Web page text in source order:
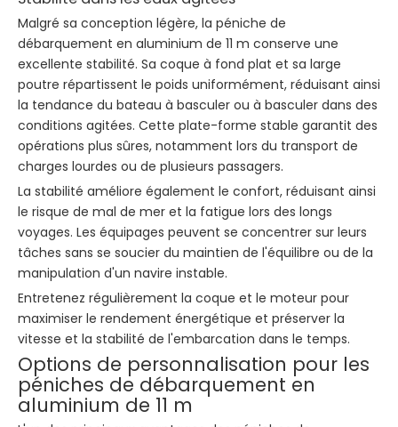
Malgré sa conception légère, la péniche de
débarquement en aluminium de 11 m conserve une
excellente stabilité. Sa coque à fond plat et sa large
poutre répartissent le poids uniformément, réduisant ainsi
la tendance du bateau à basculer ou à basculer dans des
conditions agitées. Cette plate-forme stable garantit des
opérations plus sûres, notamment lors du transport de
charges lourdes ou de plusieurs passagers.
La stabilité améliore également le confort, réduisant ainsi
le risque de mal de mer et la fatigue lors des longs
voyages. Les équipages peuvent se concentrer sur leurs
tâches sans se soucier du maintien de l'équilibre ou de la
manipulation d'un navire instable.
Entretenez régulièrement la coque et le moteur pour
maximiser le rendement énergétique et préserver la
vitesse et la stabilité de l'embarcation dans le temps.
Options de personnalisation pour les
péniches de débarquement en
aluminium de 11 m